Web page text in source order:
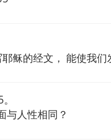
稣的经文， 能使我们
与人性相同？